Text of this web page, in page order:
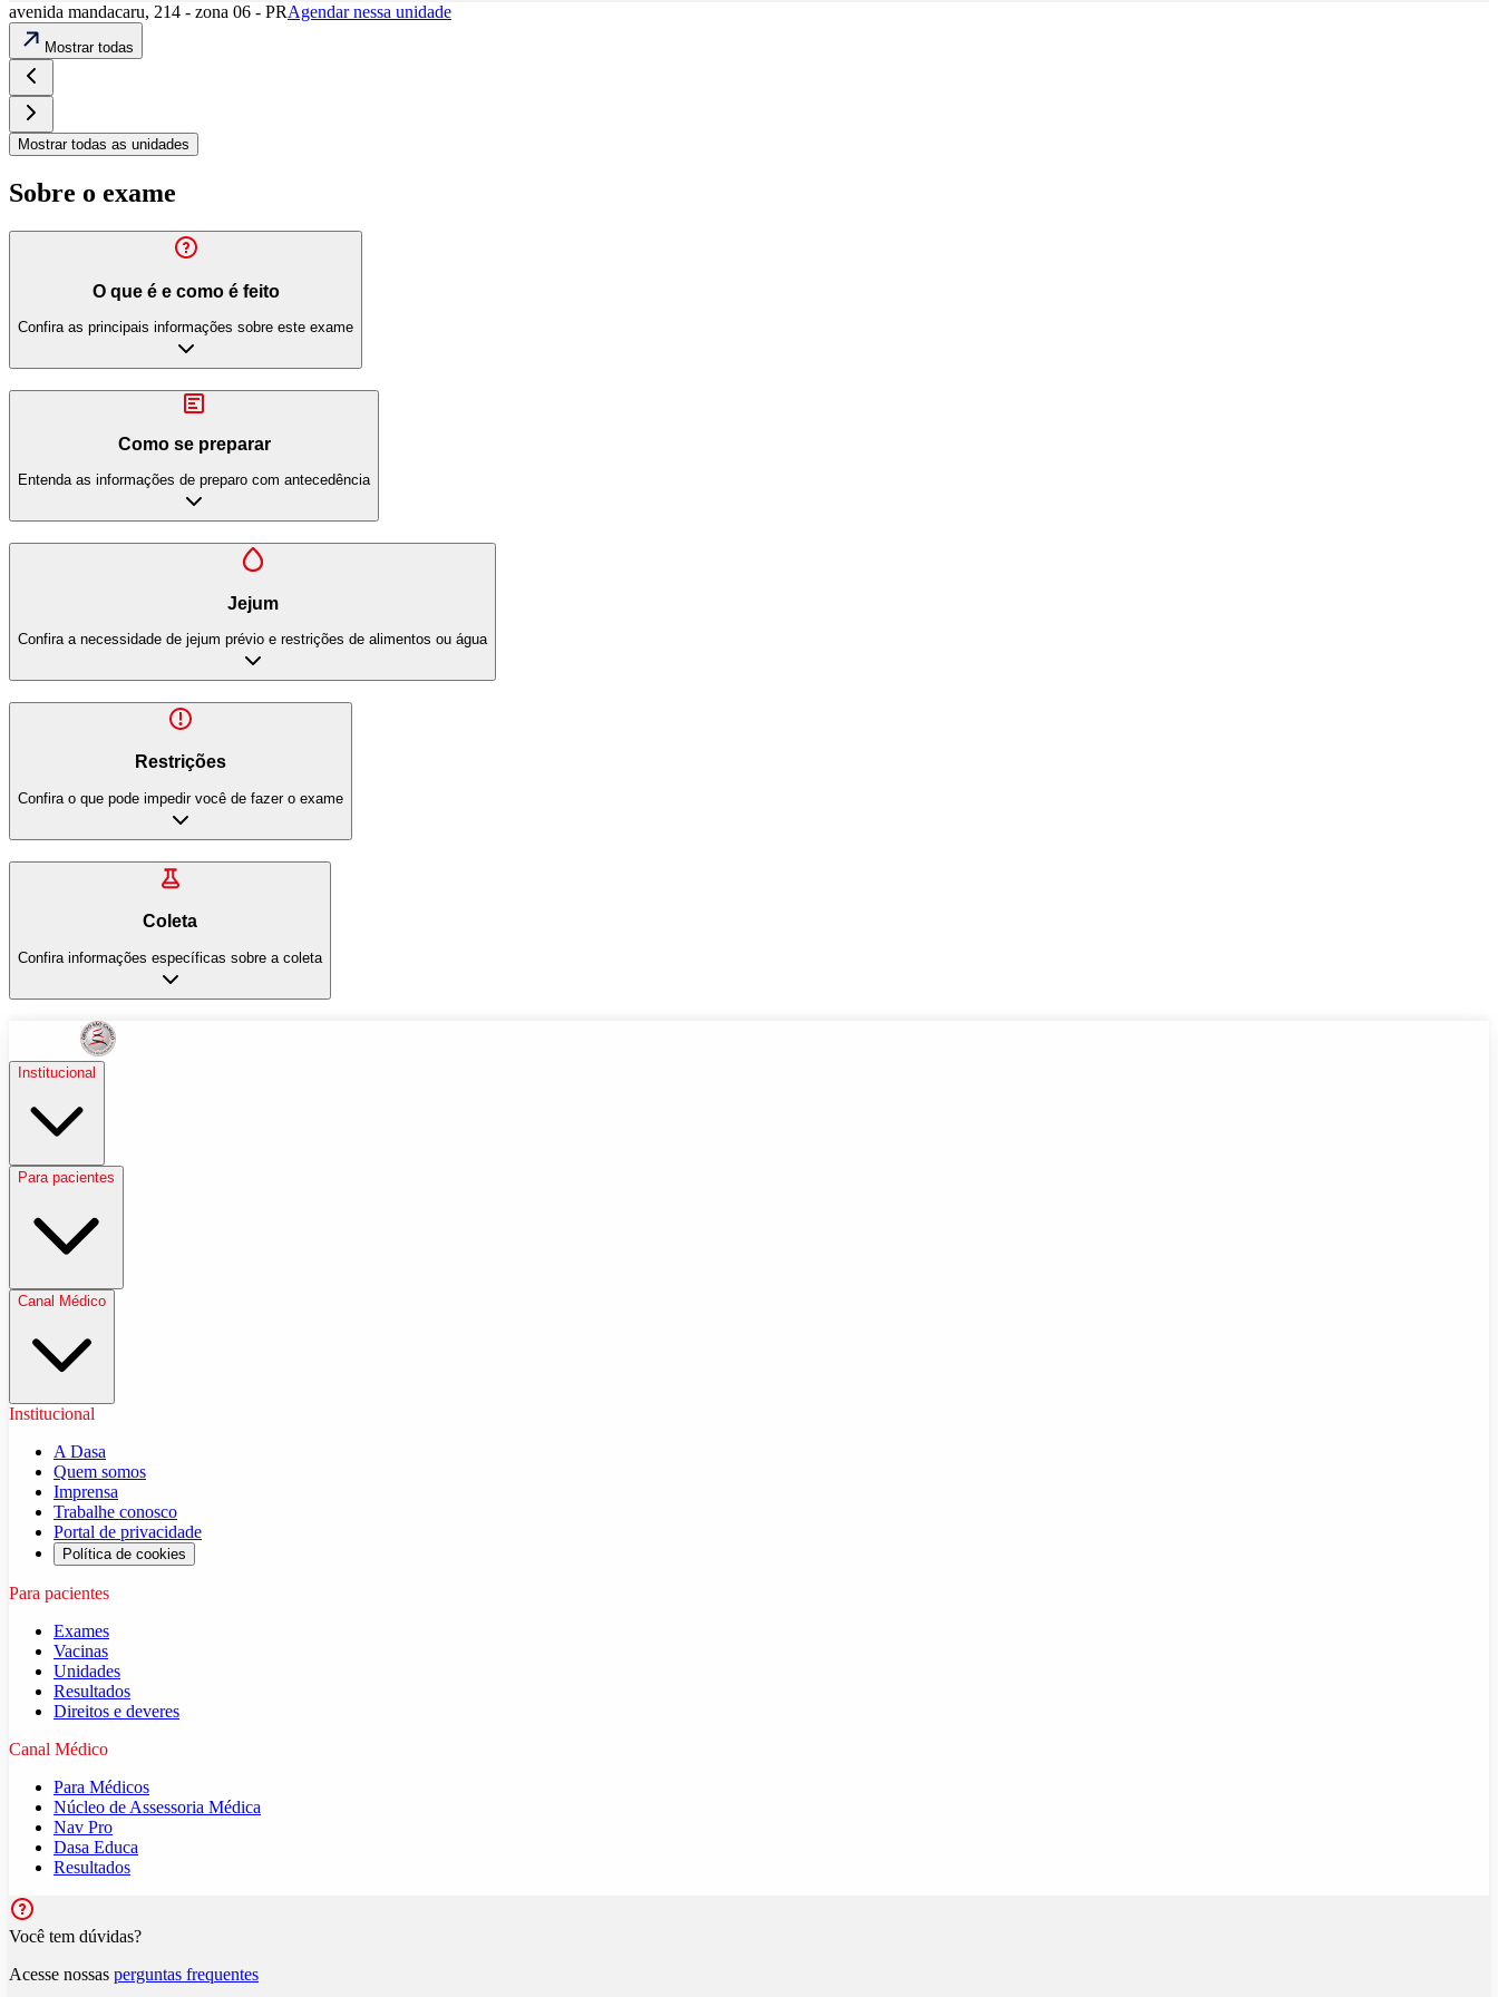
avenida mandacaru, 214 - zona 06 - PRAgendar nessa unidade
Mostrar todas
Mostrar todas as unidades
Sobre o exame
O que é e como é feito
Confira as principais informações sobre este exame
Como se preparar
Entenda as informações de preparo com antecedência
Jejum
Confira a necessidade de jejum prévio e restrições de alimentos ou água
Restrições
Confira o que pode impedir você de fazer o exame
Coleta
Confira informações específicas sobre a coleta
Institucional
Para pacientes
Canal Médico
Institucional
A Dasa
Quem somos
Imprensa
Trabalhe conosco
Portal de privacidade
Política de cookies
Para pacientes
Exames
Vacinas
Unidades
Resultados
Direitos e deveres
Canal Médico
Para Médicos
Núcleo de Assessoria Médica
Nav Pro
Dasa Educa
Resultados
Você tem dúvidas?
Acesse nossas perguntas frequentes